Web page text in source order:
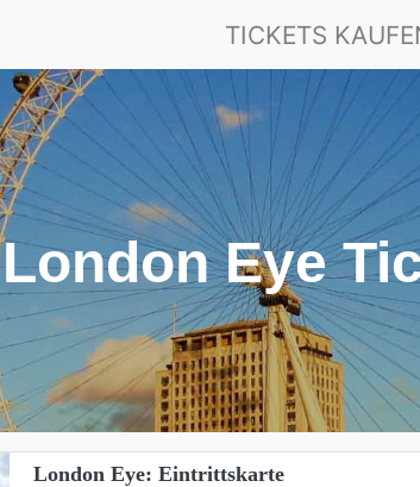
TICKETS
London Eye
London Eye: Eintrittskarte